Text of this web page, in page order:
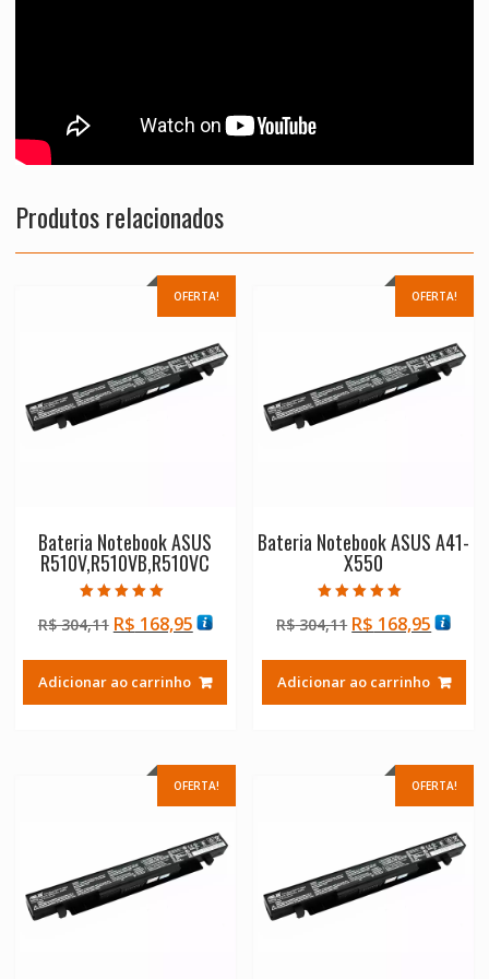
Produtos relacionados
OFERTA!
Bateria Notebook ASUS
R510V,R510VB,R510VC
5.00
de 5
R$304,11 O
original
era:
R$ 168,95O
atual
é:
Adicionar ao carrinho
OFERTA!
Bateria Notebook ASUS A41-
X550
5.00
de 5
R$304,11 O
original
era:
R$ 168,95O
atual
é:
Adicionar ao carrinho
OFERTA! OFERTA!